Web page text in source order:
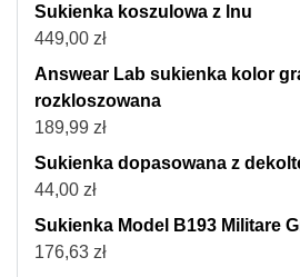
Sukienka koszulowa z lnu
449,00 zł
Answear Lab sukienka kolor
rozkloszowana
189,99 zł
Sukienka dopasowana z
44,00 zł
Sukienka Model B193 Militare
176,63 zł